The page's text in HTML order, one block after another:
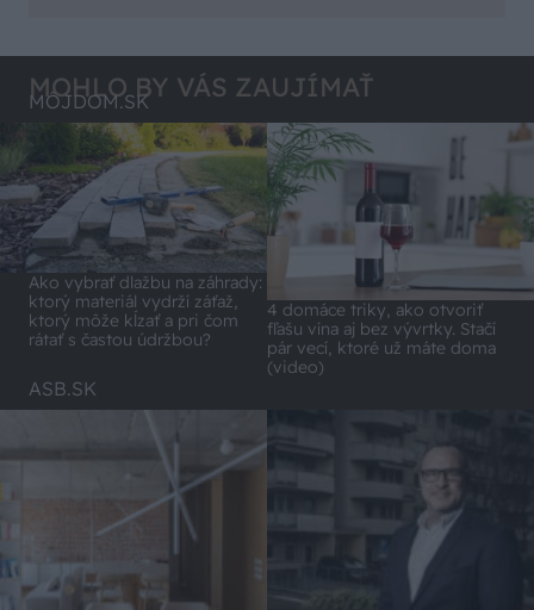
MOHLO BY VÁS ZAUJÍMAŤ
MÔJDOM.SK
Ako vybrať dlažbu na záhrady:
ktorý materiál vydrží záťaž,
ktorý môže kĺzať a pri čom
rátať s častou údržbou?
4 domáce triky, ako otvoriť
fľašu vína aj bez vývrtky. Stačí
pár vecí, ktoré už máte doma
(video)
ASB.SK